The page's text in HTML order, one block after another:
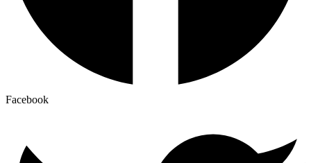
Facebook